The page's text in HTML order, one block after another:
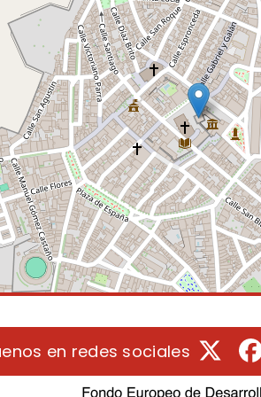
en redes sociales